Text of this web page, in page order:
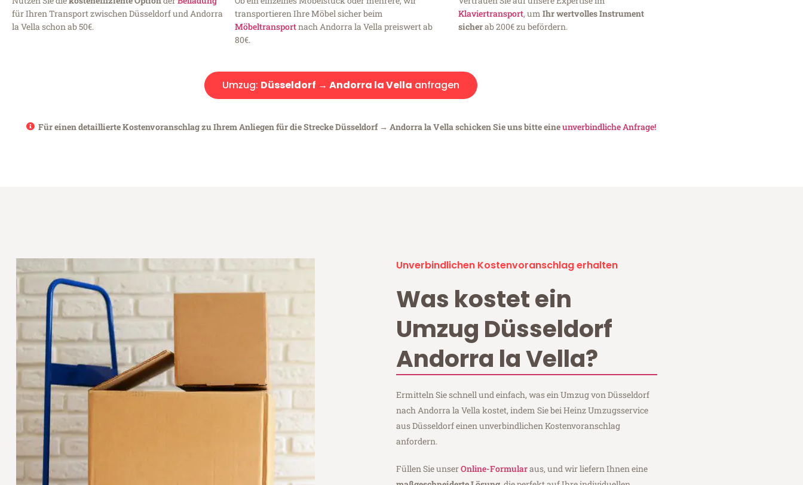
für Ihren Transport zwischen Düsseldorf und Andorra
la Vella schon ab 50€.
transportieren Ihre Möbel sicher beim
Möbeltransportnach Andorra la Vella preiswert ab
80€.
Klaviertransport, um Ihr wertvolles Instrument
sicherab 200€ zu befördern.
Umzug: Düsseldorf → Andorra la Vella anfragen
Für einen detaillierte Kostenvoranschlag zu Ihrem Anliegen für die Strecke Düsseldorf → Andorra la Vella schicken Sie uns bitte eineunverbindliche Anfrage!
Unverbindlichen Kostenvoranschlag erhalten
Was kostet ein
Umzug Düsseldorf
Andorra la Vella?
Ermitteln Sie schnell und einfach, was ein Umzug von Düsseldorf
nach Andorra la Vella kostet, indem Sie bei Heinz Umzugsservice
aus Düsseldorf einen unverbindlichen Kostenvoranschlag
anfordern.
Füllen Sie unserOnline-Formularaus, und wir liefern Ihnen eine